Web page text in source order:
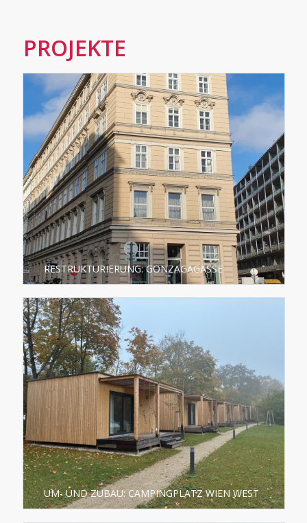
PROJEKTE
RESTRUKTURIERUNG: GONZAGAGASSE
UM- UND ZUBAU: CAMPINGPLATZ WIEN WEST